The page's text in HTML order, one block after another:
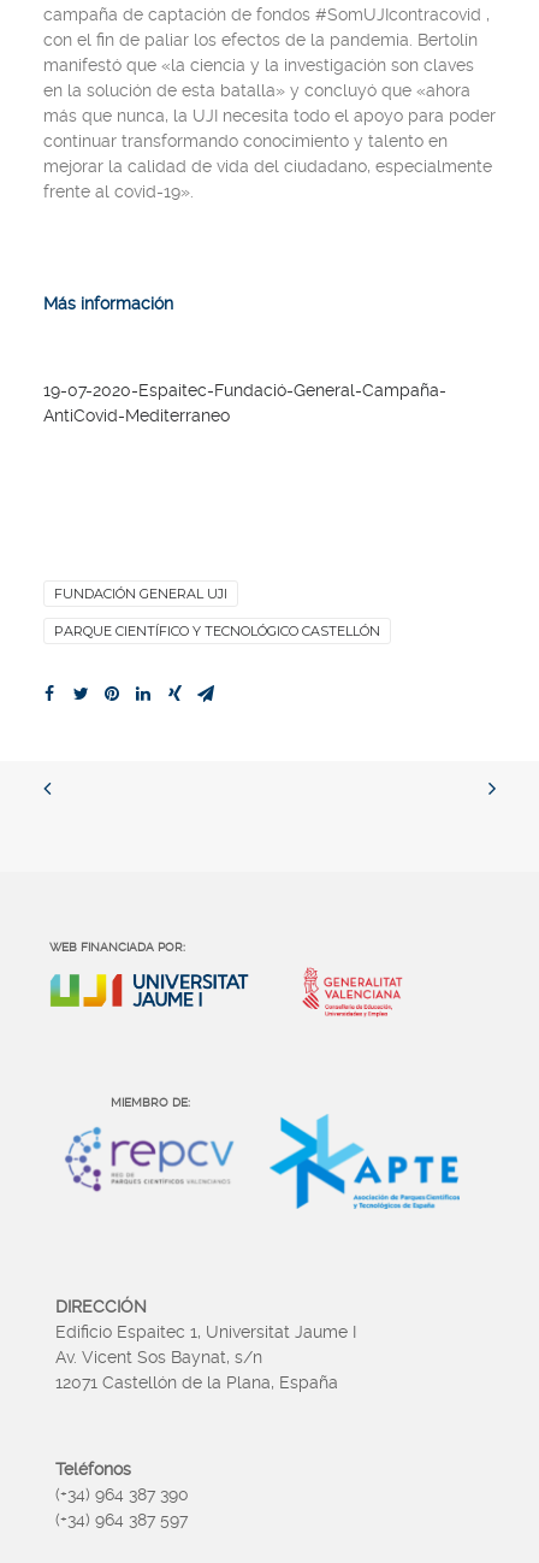
campaña de captación de fondos #SomUJIcontracovid ,
con el fin de paliar los efectos de la pandemia. Bertolín
manifestó que «la ciencia y la investigación son claves
en la solución de esta batalla» y concluyó que «ahora
más que nunca, la UJI necesita todo el apoyo para poder
continuar transformando conocimiento y talento en
mejorar la calidad de vida del ciudadano, especialmente
frente al covid-19».
Más información
19-07-2020-Espaitec-Fundació-General-Campaña-
AntiCovid-Mediterraneo
FUNDACIÓN GENERAL UJI
PARQUE CIENTÍFICO Y TECNOLÓGICO CASTELLÓN
WEB FINANCIADA POR:
MIEMBRO DE:
DIRECCIÓN
Edificio Espaitec 1, Universitat Jaume I
Av. Vicent Sos Baynat, s/n
12071 Castellón de la Plana, España
Teléfonos
(+34) 964 387 390
(+34) 964 387 597